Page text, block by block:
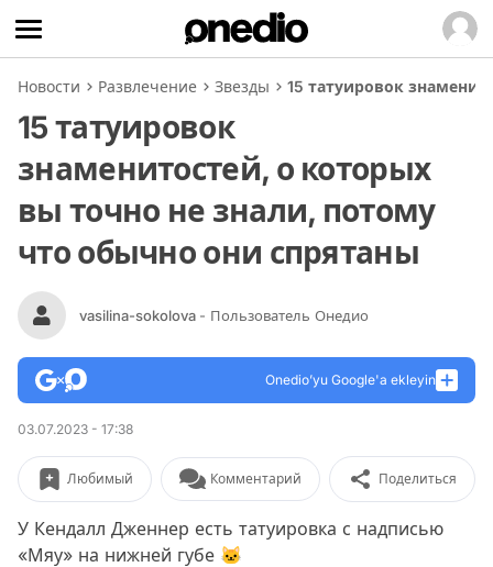
Новости Развлечение Звезды 15 татуировок
15 татуировок
знаменитостей, о которых
вы точно не знали, потому
что обычно они спрятаны
vasilina-sokolova - Пользователь Онедио
Onedio’yu Google'a ekleyin
03.07.2023 - 17:38
Любимый Комментарий Поделиться
У Кендалл Дженнер есть татуировка с надписью
«Мяу» на нижней губе 🐱